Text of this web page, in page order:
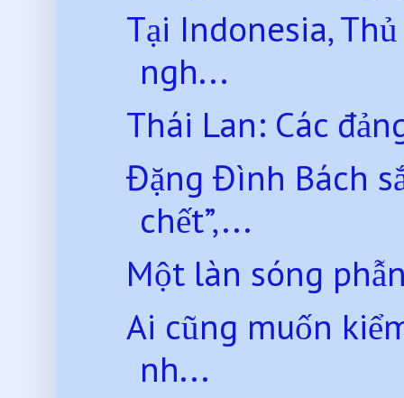
Tại Indonesia,
ngh...
Thái Lan: Các
Đặng Đình Bách
chết”,...
Một làn sóng
Ai cũng muốn
nh...